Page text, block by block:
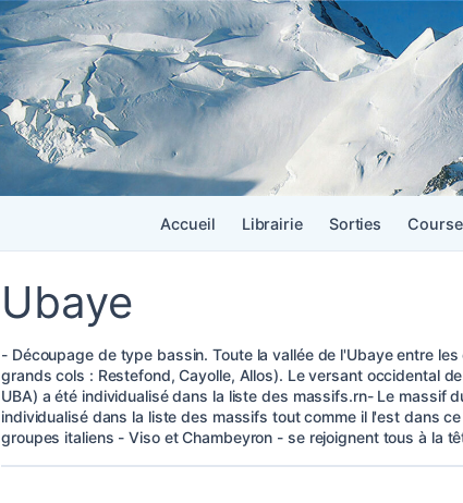
Accueil Librairie Sorties
Ubaye
- Découpage de type bassin. Toute la vallée de l'Ubaye entre
grands cols : Restefond, Cayolle, Allos). Le versant occidental
UBA) a été individualisé dans la liste des massifs.rn- Le massif
individualisé dans la liste des massifs tout comme il l'est dans
groupes italiens - Viso et Chambeyron - se rejoignent tous à la